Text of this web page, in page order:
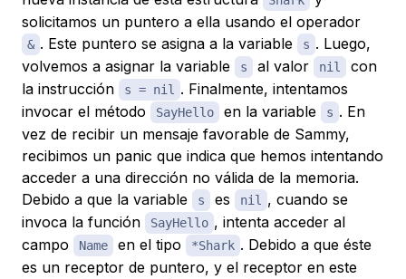
solicitamos un puntero a ella usando el operador
& . Este puntero se asigna a la variable s . Luego,
volvemos a asignar la variable
s al valor nil
con
la instrucción
s = nil . Finalmente, intentamos
invocar el método
SayHello en la variable s . En
vez de recibir un mensaje favorable de Sammy,
recibimos un panic que indica que hemos intentando
acceder a una dirección no válida de la memoria.
Debido a que la variable
s es nil , cuando se
invoca la función
SayHello , intenta acceder al
campo
Name en el tipo *Shark . Debido a que éste
es un receptor de puntero, y el receptor en este